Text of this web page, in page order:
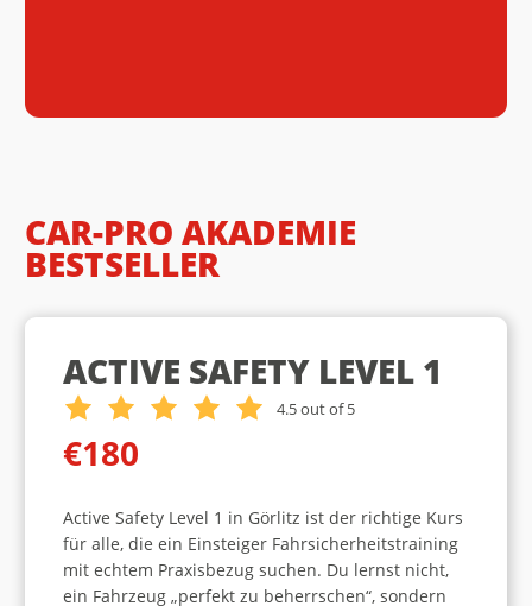
CAR-PRO AKADEMIE
BESTSELLER
ACTIVE SAFETY LEVEL 1
4.5 out of 5
€180
Active Safety Level 1 in Görlitz ist der richtige Kurs
für alle, die ein Einsteiger Fahrsicherheitstraining
mit echtem Praxisbezug suchen. Du lernst nicht,
ein Fahrzeug „perfekt zu beherrschen“, sondern